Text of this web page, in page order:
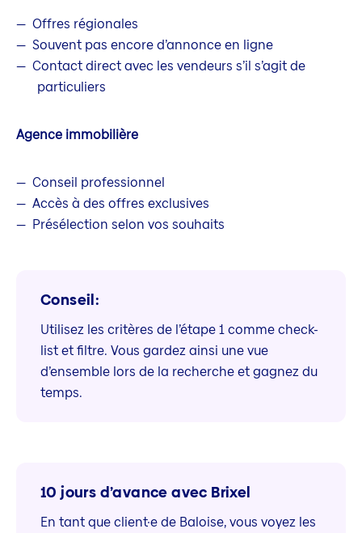
Offres régionales
Souvent pas encore d’annonce en ligne
Contact direct avec les vendeurs s’il s’agit de
particuliers
Agence immobilière
Conseil professionnel
Accès à des offres exclusives
Présélection selon vos souhaits
Conseil:
Utilisez les critères de l’étape 1 comme check-
list et filtre. Vous gardez ainsi une vue
d’ensemble lors de la recherche et gagnez du
temps.
10 jours d’avance avec Brixel
En tant que client·e de Baloise, vous voyez les